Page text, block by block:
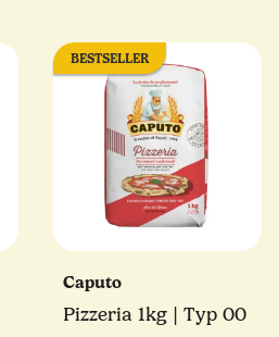
BESTSELLER
Caputo
Pizzeria 1kg | Typ 00